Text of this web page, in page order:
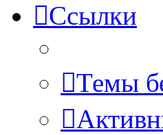
Ссылки
Темы